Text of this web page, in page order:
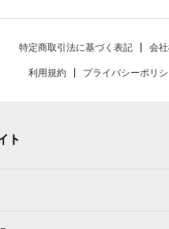
特定商取引法に基づく表記 会
利用規約 プライバシーポリ
ト